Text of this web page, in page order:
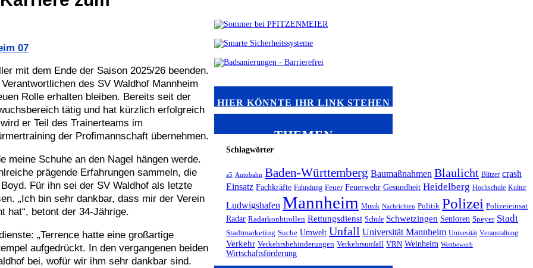
07
mit dem Ende der Saison 2025/26 beenden.
des SV Waldhof Mannheim
Rolle erhalten bleiben. Bereits seit der
tätig und hat kürzlich erfolgreich
er Teil des Trainerteams im
der Profimannschaft übernehmen.
meine Schuhe an den Nagel hängen werde.
prägende Erfahrungen sammeln, die
Für ihn sei der SV Waldhof als letzte
„Ich bin sehr dankbar, dass mir der Verein
hat“, betont der 34-Jährige.
„Terrence hatte eine großartige
aufgedrückt. In den vergangenen beiden
bei, wofür wir ihm sehr dankbar sind.
HIER KÖNNTE IHR LINK STEHEN
THEMEN
Schlagwörter
a5 Autobahn Baden-Württemberg Baumaßnahmen Blaulicht Blitzer crash
Einsatz Fachkräfte Fahndung Feuer Feuerwehr Gesundheit Heidelberg Hochschule Kultur
Ludwigshafen Mannheim Musik Nachrichten Politik Polizei Polizeieinsatz
Radar Radarkonbtrollen Rettungsdienst Schule Schwetzingen Senioren Speyer Stadt
Stadtmarketing Suche Umwelt Unfall Universität Mannheim Univesität Veranstaltung
Verkehr Verkehrsbehinderungen Verkehrsunfall VRN Weinheim Wettbewerb
Wirtschaftsförderung